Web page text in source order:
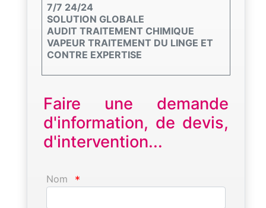
7/7 24/24
SOLUTION GLOBALE
AUDIT TRAITEMENT CHIMIQUE
VAPEUR TRAITEMENT DU LINGE ET
CONTRE EXPERTISE
Faire une demande
d'information, de devis,
d'intervention...
Nom *